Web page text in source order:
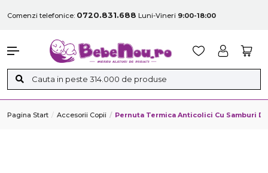
Comenzi telefonice: 0720.831.688 Luni-Vineri 9:00-18:00
Pagina Start Accesorii Copii Pernuta Termica Anticolici Cu Samburi